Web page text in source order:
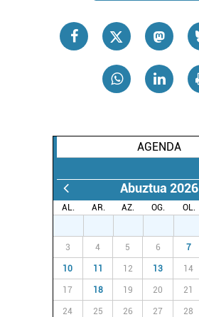
AGENDA
Abuztua 2026
AL. AR. AZ. OG. OL.
3 4 5 6 7
10 11 12 13 14
17 18 19 20 21
24 25 26 27 28